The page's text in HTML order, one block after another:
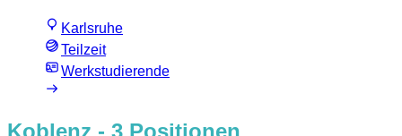
Karlsruhe
Teilzeit
Werkstudierende
Koblenz - 3 Positionen